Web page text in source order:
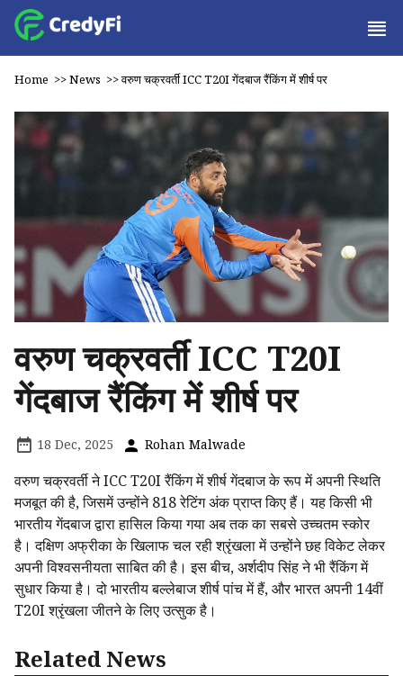
Home >>News >>वरुण चक्रवर्ती ICC T20I गेंदबाज रैंकिंग में शीर्ष पर
वरुण चक्रवर्ती ICC T20I
गेंदबाज रैंकिंग में शीर्ष पर
18 Dec, 2025 Rohan Malwade
वरुण चक्रवर्ती ने ICC T20I रैंकिंग में शीर्ष गेंदबाज के रूप में अपनी स्थिति
मजबूत की है, जिसमें उन्होंने 818 रेटिंग अंक प्राप्त किए हैं। यह किसी भी
भारतीय गेंदबाज द्वारा हासिल किया गया अब तक का सबसे उच्चतम स्कोर
है। दक्षिण अफ्रीका के खिलाफ चल रही श्रृंखला में उन्होंने छह विकेट लेकर
अपनी विश्वसनीयता साबित की है। इस बीच, अर्शदीप सिंह ने भी रैंकिंग में
सुधार किया है। दो भारतीय बल्लेबाज शीर्ष पांच में हैं, और भारत अपनी 14वीं
T20I श्रृंखला जीतने के लिए उत्सुक है।
Related News